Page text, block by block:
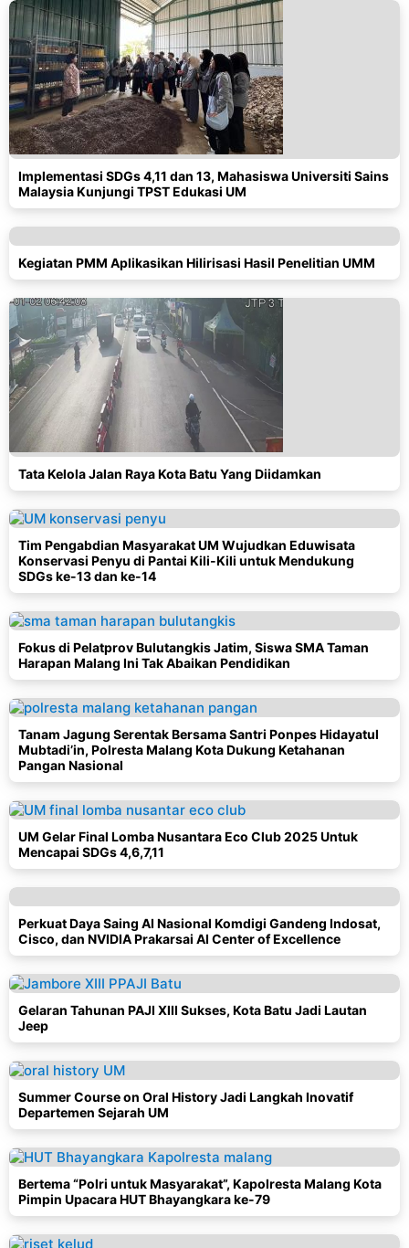
Implementasi SDGs 4,11 dan 13, Mahasiswa Universiti Sains
Malaysia Kunjungi TPST Edukasi UM
Kegiatan PMM Aplikasikan Hilirisasi Hasil Penelitian UMM
Tata Kelola Jalan Raya Kota Batu Yang Diidamkan
Tim Pengabdian Masyarakat UM Wujudkan Eduwisata
Konservasi Penyu di Pantai Kili-Kili untuk Mendukung
SDGs ke-13 dan ke-14
Fokus di Pelatprov Bulutangkis Jatim, Siswa SMA Taman
Harapan Malang Ini Tak Abaikan Pendidikan
Tanam Jagung Serentak Bersama Santri Ponpes Hidayatul
Mubtadi’in, Polresta Malang Kota Dukung Ketahanan
Pangan Nasional
UM Gelar Final Lomba Nusantara Eco Club 2025 Untuk
Mencapai SDGs 4,6,7,11
Perkuat Daya Saing AI Nasional Komdigi Gandeng Indosat,
Cisco, dan NVIDIA Prakarsai AI Center of Excellence
Gelaran Tahunan PAJI XIII Sukses, Kota Batu Jadi Lautan
Jeep
Summer Course on Oral History Jadi Langkah Inovatif
Departemen Sejarah UM
Bertema “Polri untuk Masyarakat”, Kapolresta Malang Kota
Pimpin Upacara HUT Bhayangkara ke-79